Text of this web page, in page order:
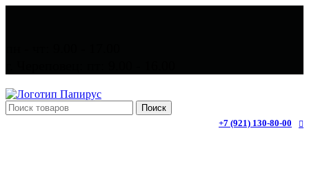
Поиск
+7 (921) 130-80-00